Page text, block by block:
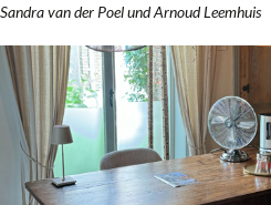
Sandra van der Poel und Arnoud Leemhuis